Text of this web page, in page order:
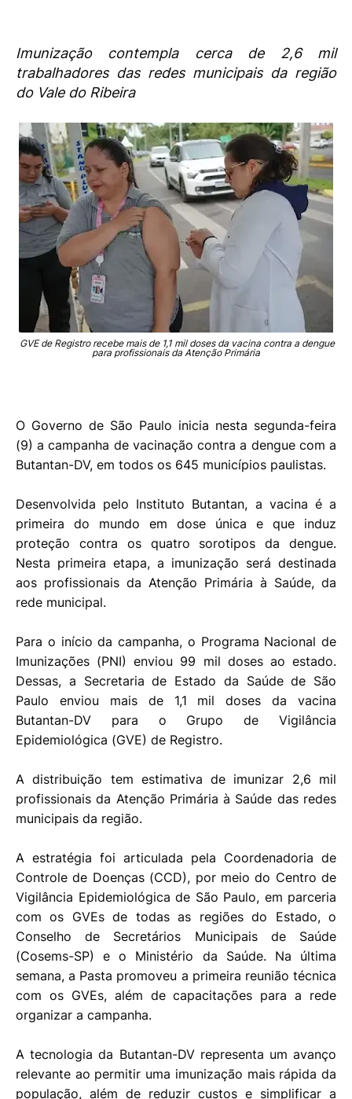
Imunização contempla cerca de 2,6 mil
trabalhadores das redes municipais da região
do Vale do Ribeira
GVE de Registro recebe mais de 1,1 mil doses da vacina contra a dengue
para profissionais da Atenção Primária
O Governo de São Paulo inicia nesta segunda-feira
(9) a campanha de vacinação contra a dengue com a
Butantan-DV, em todos os 645 municípios paulistas.
Desenvolvida pelo Instituto Butantan, a vacina é a
primeira do mundo em dose única e que induz
proteção contra os quatro sorotipos da dengue.
Nesta primeira etapa, a imunização será destinada
aos profissionais da Atenção Primária à Saúde, da
rede municipal.
Para o início da campanha, o Programa Nacional de
Imunizações (PNI) enviou 99 mil doses ao estado.
Dessas, a Secretaria de Estado da Saúde de São
Paulo enviou mais de 1,1 mil doses da vacina
Butantan-DV para o Grupo de Vigilância
Epidemiológica (GVE) de Registro.
A distribuição tem estimativa de imunizar 2,6 mil
profissionais da Atenção Primária à Saúde das redes
municipais da região.
A estratégia foi articulada pela Coordenadoria de
Controle de Doenças (CCD), por meio do Centro de
Vigilância Epidemiológica de São Paulo, em parceria
com os GVEs de todas as regiões do Estado, o
Conselho de Secretários Municipais de Saúde
(Cosems-SP) e o Ministério da Saúde. Na última
semana, a Pasta promoveu a primeira reunião técnica
com os GVEs, além de capacitações para a rede
organizar a campanha.
A tecnologia da Butantan-DV representa um avanço
relevante ao permitir uma imunização mais rápida da
população, além de reduzir custos e simplificar a